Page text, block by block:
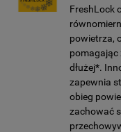
FreshLock
powietrza,
pomagając
dłużej*.
zapewnia
obieg
zachować